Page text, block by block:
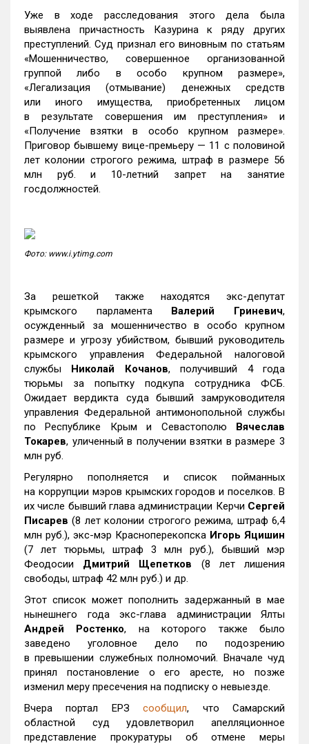
Уже в ходе расследования этого дела была
выявлена причастность Казурина к ряду других
преступлений. Суд признал его виновным по статьям
«Мошенничество, совершенное организованной
группой либо в особо крупном размере»,
«Легализация (отмывание) денежных средств
или иного имущества, приобретенных лицом
в результате совершения им преступления» и
«Получение взятки в особо крупном размере».
Приговор бывшему вице-премьеру — 11 с половиной
лет колонии строгого режима, штраф в размере 56
млн руб. и 10-летний запрет на занятие
госдолжностей.
Фото: www.i.ytimg.com
За решеткой также находятся экс-депутат
крымского парламента Валерий Гриневич,
осужденный за мошенничество в особо крупном
размере и угрозу убийством, бывший руководитель
крымского управления Федеральной налоговой
службы Николай Кочанов, получивший 4 года
тюрьмы за попытку подкупа сотрудника ФСБ.
Ожидает вердикта суда бывший замруководителя
управления Федеральной антимонопольной службы
по Республике Крым и Севастополю Вячеслав
Токарев, уличенный в получении взятки в размере 3
млн руб.
Регулярно пополняется и список пойманных
на коррупции мэров крымских городов и поселков. В
их числе бывший глава администрации Керчи Сергей
Писарев (8 лет колонии строгого режима, штраф 6,4
млн руб.), экс-мэр Красноперекопска Игорь Яцишин
(7 лет тюрьмы, штраф 3 млн руб.), бывший мэр
Феодосии Дмитрий Щепетков (8 лет лишения
свободы, штраф 42 млн руб.) и др.
Этот список может пополнить задержанный в мае
нынешнего года экс-глава администрации Ялты
Андрей Ростенко, на которого также было
заведено уголовное дело по подозрению
в превышении служебных полномочий. Вначале чуд
принял постановление о его аресте, но позже
изменил меру пресечения на подписку о невыезде.
Вчера портал ЕРЗсообщил, что Самарский
областной суд удовлетворил апелляционное
представление прокуратуры об отмене меры